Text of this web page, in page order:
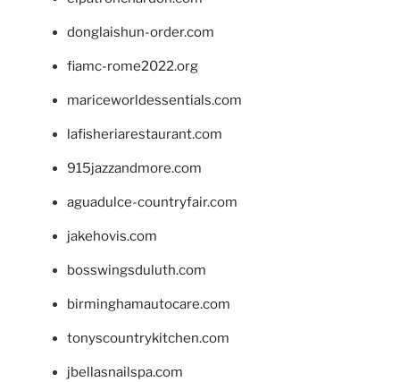
donglaishun-order.com
fiamc-rome2022.org
mariceworldessentials.com
lafisheriarestaurant.com
915jazzandmore.com
aguadulce-countryfair.com
jakehovis.com
bosswingsduluth.com
birminghamautocare.com
tonyscountrykitchen.com
jbellasnailspa.com